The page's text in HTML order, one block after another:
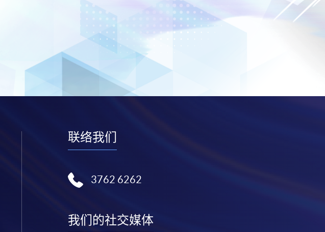
联络我们
3762 6262
我们的社交媒体